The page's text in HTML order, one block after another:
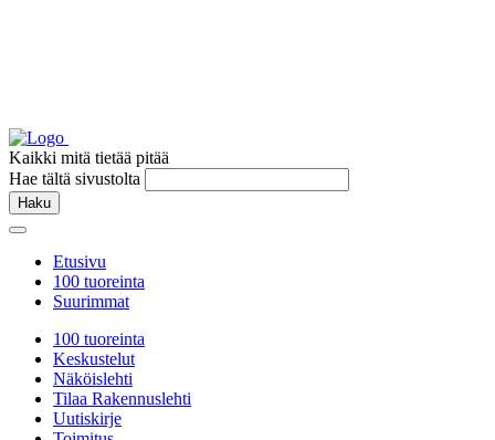
Kaikki mitä tietää pitää
Hae tältä sivustolta
Haku
Etusivu
100 tuoreinta
Suurimmat
100 tuoreinta
Keskustelut
Näköislehti
Tilaa Rakennuslehti
Uutiskirje